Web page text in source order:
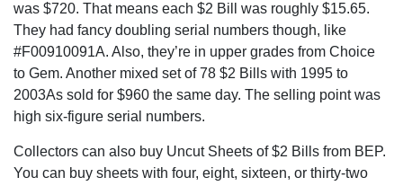
was $720. That means each $2 Bill was roughly $15.65.
They had fancy doubling serial numbers though, like
#F00910091A. Also, they’re in upper grades from Choice
to Gem. Another mixed set of 78 $2 Bills with 1995 to
2003As sold for $960 the same day. The selling point was
high six-figure serial numbers.
Collectors can also buy Uncut Sheets of $2 Bills from BEP.
You can buy sheets with four, eight, sixteen, or thirty-two